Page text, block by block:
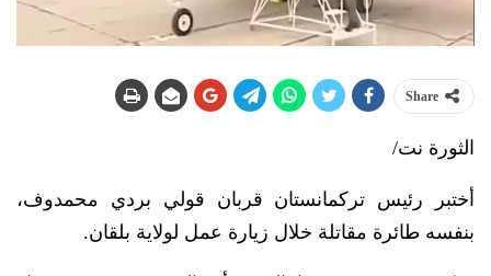
Share
الثورة نت/
أختبر رئيس تركمانستان قربان قولي بردي محمدوف،
بنفسه طائرة مقاتلة خلال زيارة عمل لولاية بلقان.